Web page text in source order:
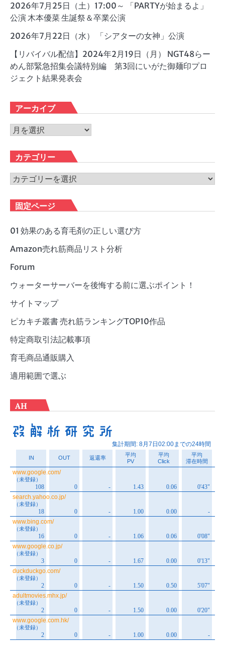
2026年7月25日（土）17:00～ 「PARTYが始まるよ」
公演 木本優菜 生誕祭＆卒業公演
2026年7月22日（水） 「シアターの女神」公演
【リバイバル配信】2024年2月19日（月） NGT48らー
めん部緊急招集会議特別編 第3回にいがた御麺印プロ
ジェクト結果発表会
アーカイブ
ア
カ
イ
ブ
カテゴリー
カ
ゴ
リ
ー
固定ページ
01 効果のある育毛剤の正しい選び方
Amazon売れ筋商品リスト分析
Forum
ウォーターサーバーを後悔する前に選ぶポイント！
サイトマップ
ピカキチ叢書 売れ筋ランキングTOP10作品
特定商取引法記載事項
育毛商品通販購入
適用範囲で選ぶ
AH